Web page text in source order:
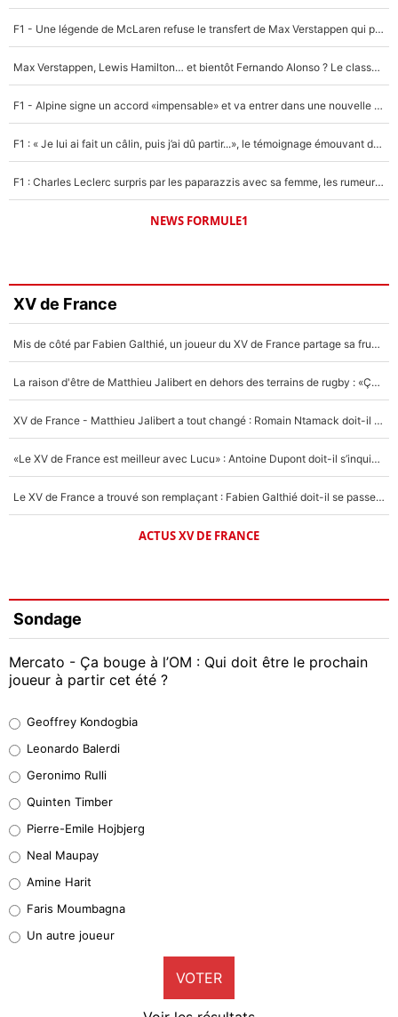
F1 - Une légende de McLaren refuse le transfert de Max Verstappen qui pourrait «faire des vagues» et plomber l'ambiance dans l'équipe
Max Verstappen, Lewis Hamilton… et bientôt Fernando Alonso ? Le classement des pilotes les mieux payés en Formule 1 risque de changer !
F1 - Alpine signe un accord «impensable» et va entrer dans une nouvelle dimension : Grande nouvelle pour Pierre Gasly !
F1 : « Je lui ai fait un câlin, puis j’ai dû partir...», le témoignage émouvant de Max Verstappen sur sa fille
F1 : Charles Leclerc surpris par les paparazzis avec sa femme, les rumeurs étaient vraies !
NEWS FORMULE1
XV de France
Mis de côté par Fabien Galthié, un joueur du XV de France partage sa frustration : «ils ne me l’ont pas dit tout de suite»
La raison d'être de Matthieu Jalibert en dehors des terrains de rugby : «Ça m'atteint autant que si tu touches à un membre de ma famille»
XV de France - Matthieu Jalibert a tout changé : Romain Ntamack doit-il s’inquiéter pour sa place à un an de la Coupe du monde ?
«Le XV de France est meilleur avec Lucu» : Antoine Dupont doit-il s’inquiéter pour sa place ?
Le XV de France a trouvé son remplaçant : Fabien Galthié doit-il se passer d'Antoine Dupont ?
ACTUS XV DE FRANCE
Sondage
Mercato - Ça bouge à l’OM : Qui doit être le prochain
joueur à partir cet été ?
38%
32%
5%
1%
9%
Geoffrey Kondogbia
Leonardo Balerdi
Geronimo Rulli
Quinten Timber
Pierre-Emile Hojbjerg
Neal Maupay
Amine Harit
Faris Moumbagna
Un autre joueur
VOTER